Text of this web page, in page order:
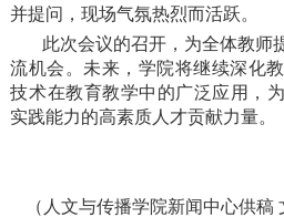
并提问，现场气氛热烈而活跃。
此次会议的召开，为全体教师
流机会。未来，学院将继续深化
技术在教育教学中的广泛应用，
实践能力的高素质人才贡献力量。
（人文与传播学院新闻中心供